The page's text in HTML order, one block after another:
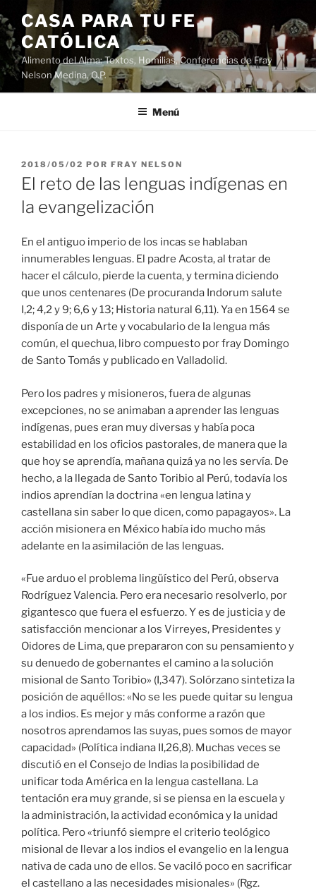
Saltar
al
contenido
CASA PARA TU FE
CATÓLICA
Alimento del Alma: Textos, Homilias, Conferencias de Fray
Nelson Medina, O.P.
Menú
PUBLICADO
EL
2018/05/02 POR FRAY NELSON
El reto de las lenguas indígenas en
la evangelización
En el antiguo imperio de los incas se hablaban
innumerables lenguas. El padre Acosta, al tratar de
hacer el cálculo, pierde la cuenta, y termina diciendo
que unos centenares (De procuranda Indorum salute
I,2; 4,2 y 9; 6,6 y 13; Historia natural 6,11). Ya en 1564 se
disponía de un Arte y vocabulario de la lengua más
común, el quechua, libro compuesto por fray Domingo
de Santo Tomás y publicado en Valladolid.
Pero los padres y misioneros, fuera de algunas
excepciones, no se animaban a aprender las lenguas
indígenas, pues eran muy diversas y había poca
estabilidad en los oficios pastorales, de manera que la
que hoy se aprendía, mañana quizá ya no les servía. De
hecho, a la llegada de Santo Toribio al Perú, todavía los
indios aprendían la doctrina «en lengua latina y
castellana sin saber lo que dicen, como papagayos». La
acción misionera en México había ido mucho más
adelante en la asimilación de las lenguas.
«Fue arduo el problema lingüístico del Perú, observa
Rodríguez Valencia. Pero era necesario resolverlo, por
gigantesco que fuera el esfuerzo. Y es de justicia y de
satisfacción mencionar a los Virreyes, Presidentes y
Oidores de Lima, que prepararon con su pensamiento y
su denuedo de gobernantes el camino a la solución
misional de Santo Toribio» (I,347). Solórzano sintetiza la
posición de aquéllos: «No se les puede quitar su lengua
a los indios. Es mejor y más conforme a razón que
nosotros aprendamos las suyas, pues somos de mayor
capacidad» (Política indiana II,26,8). Muchas veces se
discutió en el Consejo de Indias la posibilidad de
unificar toda América en la lengua castellana. La
tentación era muy grande, si se piensa en la escuela y
la administración, la actividad económica y la unidad
política. Pero «triunfó siempre el criterio teológico
misional de llevar a los indios el evangelio en la lengua
nativa de cada uno de ellos. Se vaciló poco en sacrificar
el castellano a las necesidades misionales» (Rgz.